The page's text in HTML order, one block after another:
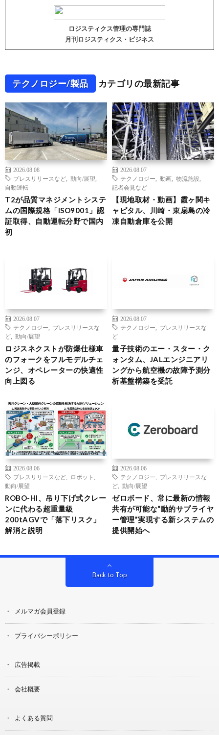
ロジスティクス管理の専門誌
月刊ロジスティクス・ビジネス
テクノロジー/製品 カテゴリの最新記事
2026.08.08
プレスリリースなど
動向/展望
自動運転
T2が品質マネジメントシステ
ムの国際規格「ISO9001」認
証取得、自動運転分野で国内
初
2026.08.07
テクノロジー
動画 物流施設
記者会見など
【現地取材・動画】霞ヶ関キ
ャピタル、川崎・東扇島の冷
凍自動倉庫を公開
2026.08.07
テクノロジー
プレスリリースな
ど
動向/展望
ロジスネクストが防爆仕様車
のフォークをフルモデルチェ
ンジ、オペレーターの快適性
向上図る
2026.08.07
テクノロジー
プレスリリースな
ど
量子技術のエー・スター・ク
ォンタム、JALエンジニアリ
ングから航空機の故障予測分
析基盤構築を受託
2026.08.06
プレスリリースなど
ロボット
動向/展望
ROBO-HI、吊り下げ式クレー
ンに代わる超重量級
200tAGVで「落下リスク」
解消と説明
2026.08.06
テクノロジー
プレスリリースな
ど
動向/展望
ゼロボード、常に最新の情報
共有が可能な“動的サプライヤ
ー管理”実現する新システムの
提供開始へ
Back to Top
メルマガ会員登録
プライバシーポリシー
広告掲載
会社概要
よくある質問